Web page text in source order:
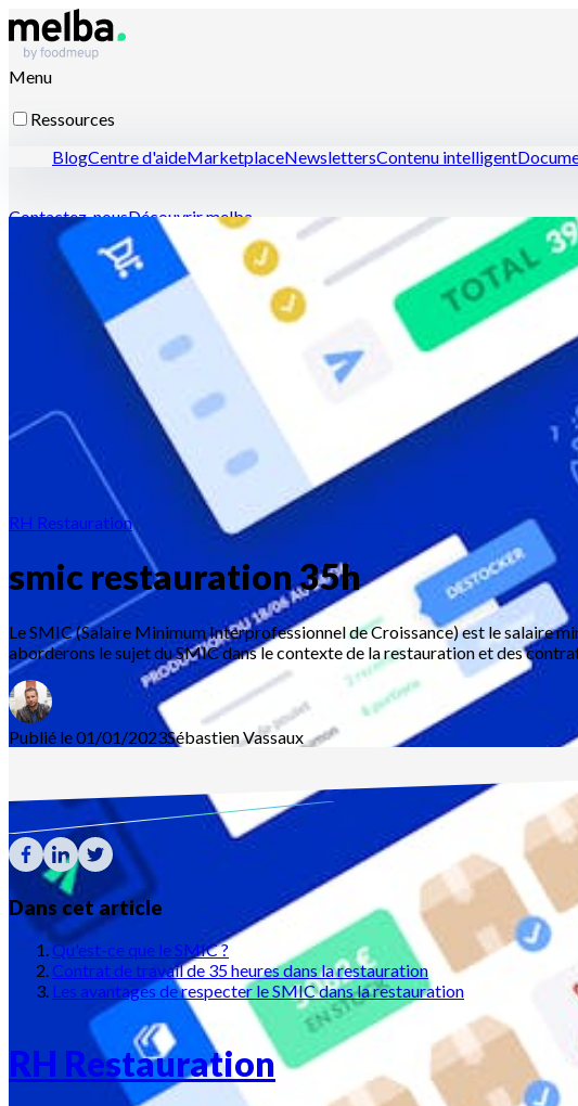
Menu
Ressources
BlogCentre d'aideMarketplaceNewslettersContenu intelligent
Contactez-nousDécouvrir melba
RH Restauration
smic restauration 35h
Le SMIC (Salaire Minimum Interprofessionnel de Croissance) est le salaire
aborderons le sujet du SMIC dans le contexte de la restauration et des
Publié le 01/01/2023SébastienVassaux
Dans cet article
Qu'est-ce que le SMIC ?
Contrat de travail de 35 heures dans la restauration
Les avantages de respecter le SMIC dans la restauration
RH Restauration